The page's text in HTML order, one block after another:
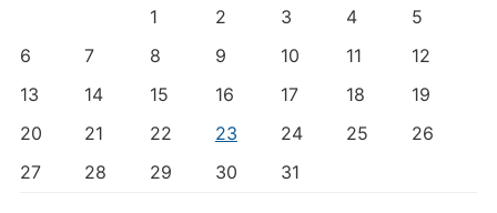
1
2 3 4
5
6
7 8 9 10 11
12
13
14 15 16 17 18
19
20
21 22 23 24 25
26
27
28 29 30 31